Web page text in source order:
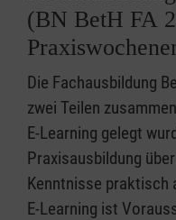
(BN BetH FA
Die Fachausbildung
zwei Teilen
E-Learning gelegt
Praxisausbildung
Kenntnisse praktisch
E-Learning ist